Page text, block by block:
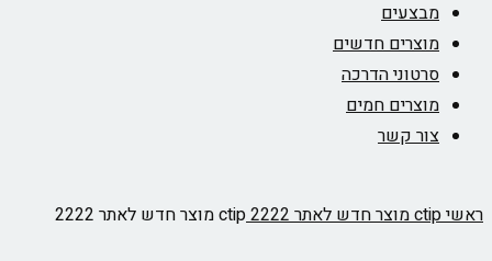
מבצעים
מוצרים חדשים
סרטוני הדרכה
מוצרים חמים
צור קשר
ראשיctip מוצר חדש לאתר 2222 ctip מוצר חדש לאתר 2222